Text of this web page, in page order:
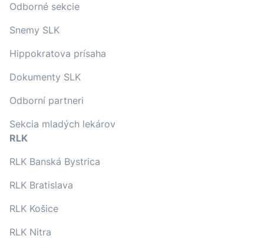
Odborné sekcie
Snemy SLK
Hippokratova prísaha
Dokumenty SLK
Odborní partneri
Sekcia mladých lekárov
RLK
RLK Banská Bystrica
RLK Bratislava
RLK Košice
RLK Nitra